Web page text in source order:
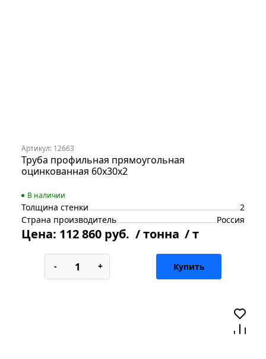
Артикул: 12663
Труба профильная прямоугольная
оцинкованная 60х30х2
В наличии
Толщина стенки
2
Страна производитель
Россия
Цена: 112 860 руб. / тонна / т
- + Купить